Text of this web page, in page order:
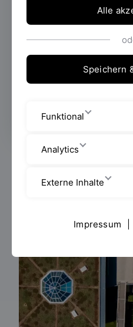
Sie haben es ganz
Sie doch gleich zu
um unsere digitalen
Studierende.
Zu den Quicklinks
Alle
Speichern
Funktional
Analytics
Externe Inhalte
Impressum